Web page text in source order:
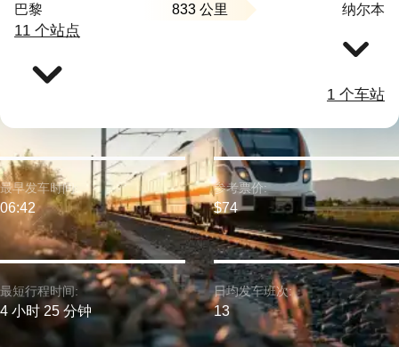
巴黎 833 公里 纳尔本
11 个站点
1 个车站
最短行程时间:
4 小时 25 分钟
最早发车时间:
06:42
参考票价:
$74
日均发车班次:
13